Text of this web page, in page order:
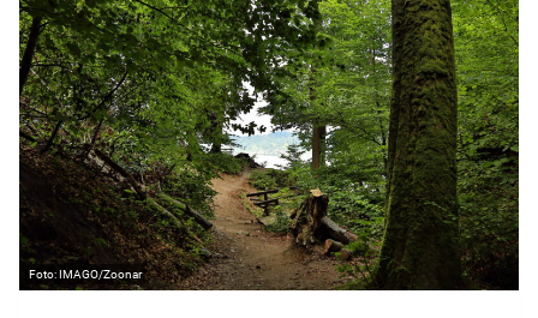
IMAGO/Zoonar